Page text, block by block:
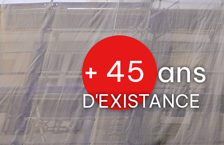
+ 45 ans
D'EXISTANCE